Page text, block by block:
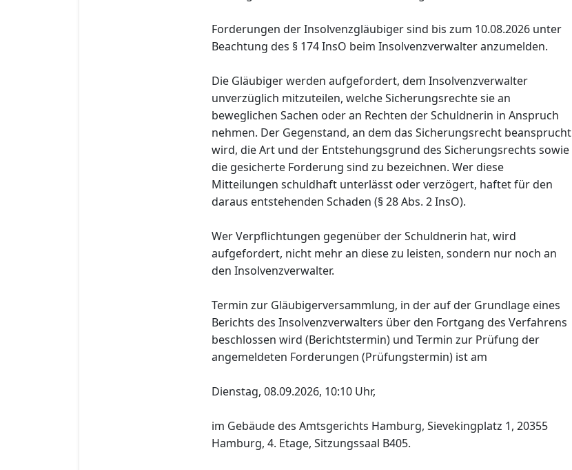
Forderungen der Insolvenzgläubiger sind bis zum 10.08.2026 unter
Beachtung des § 174 InsO beim Insolvenzverwalter anzumelden.
Die Gläubiger werden aufgefordert, dem Insolvenzverwalter
unverzüglich mitzuteilen, welche Sicherungsrechte sie an
beweglichen Sachen oder an Rechten der Schuldnerin in Anspruch
nehmen. Der Gegenstand, an dem das Sicherungsrecht beansprucht
wird, die Art und der Entstehungsgrund des Sicherungsrechts sowie
die gesicherte Forderung sind zu bezeichnen. Wer diese
Mitteilungen schuldhaft unterlässt oder verzögert, haftet für den
daraus entstehenden Schaden (§ 28 Abs. 2 InsO).
Wer Verpflichtungen gegenüber der Schuldnerin hat, wird
aufgefordert, nicht mehr an diese zu leisten, sondern nur noch an
den Insolvenzverwalter.
Termin zur Gläubigerversammlung, in der auf der Grundlage eines
Berichts des Insolvenzverwalters über den Fortgang des Verfahrens
beschlossen wird (Berichtstermin) und Termin zur Prüfung der
angemeldeten Forderungen (Prüfungstermin) ist am
Dienstag, 08.09.2026, 10:10 Uhr,
im Gebäude des Amtsgerichts Hamburg, Sievekingplatz 1, 20355
Hamburg, 4. Etage, Sitzungssaal B405.